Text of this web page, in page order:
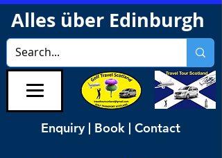
Alles über Edinburgh
Enquiry | Book | Contact